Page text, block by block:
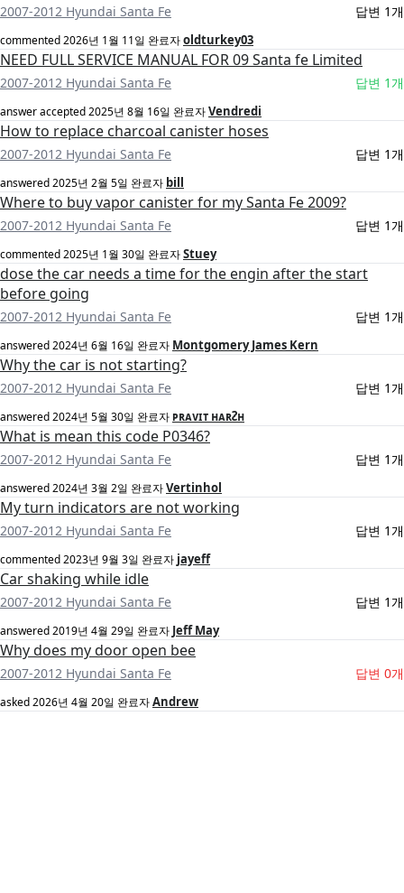
2007-2012 Hyundai Santa Fe 답변 1개
commented2026년 1월 11일 완료자oldturkey03
NEED FULL SERVICE MANUAL FOR 09 Santa fe Limited
2007-2012 Hyundai Santa Fe 답변 1개
answer accepted2025년 8월 16일 완료자Vendredi
How to replace charcoal canister hoses
2007-2012 Hyundai Santa Fe 답변 1개
answered2025년 2월 5일 완료자 bill
Where to buy vapor canister for my Santa Fe 2009?
2007-2012 Hyundai Santa Fe 답변 1개
commented2025년 1월 30일 완료자Stuey
dose the car needs a time for the engin after the start
before going
2007-2012 Hyundai Santa Fe 답변 1개
answered2024년 6월 16일 완료자 Montgomery James Kern
Why the car is not starting?
2007-2012 Hyundai Santa Fe 답변 1개
answered2024년 5월 30일 완료자 ᴘʀᴀᴠɪᴛ ʜᴀʀᴤʜ
What is mean this code P0346?
2007-2012 Hyundai Santa Fe 답변 1개
answered2024년 3월 2일 완료자Vertinhol
My turn indicators are not working
2007-2012 Hyundai Santa Fe 답변 1개
commented2023년 9월 3일 완료자 jayeff
Car shaking while idle
2007-2012 Hyundai Santa Fe 답변 1개
answered2019년 4월 29일 완료자 Jeff May
Why does my door open bee
2007-2012 Hyundai Santa Fe 답변 0개
asked2026년 4월 20일 완료자Andrew